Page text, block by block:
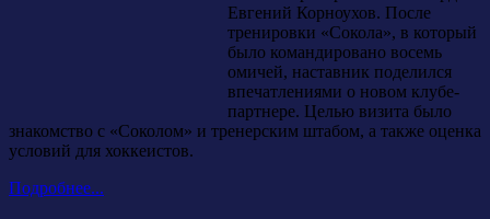
Евгений Корноухов. После
тренировки «Сокола», в который
было командировано восемь
омичей, наставник поделился
впечатлениями о новом клубе-
партнере. Целью визита было
знакомство с «Соколом» и тренерским штабом, а также оценка
условий для хоккеистов.
Подробнее...